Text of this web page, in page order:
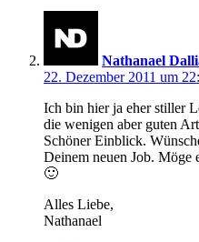
Nathanael
22. Dezember 2011 um
Ich bin hier ja eher stiller
die wenigen aber guten
Schöner Einblick.
Deinem neuen Job. Möge
🙂
Alles Liebe,
Nathanael